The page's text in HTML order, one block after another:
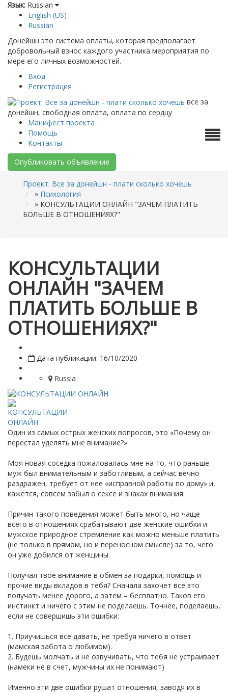
Язык: Russian
English (US)
Russian
Донейшн это система оплаты, которая предполагает
добровольный взнос каждого участника мероприятия по
мере его личных возможностей.
Вход
Регистрация
все за
донейшн, свободная оплата, оплата по сердцу
Манифест проекта
Помощь
Контакты
Опубликовать объявление
Проект: Все за донейшн - плати сколько хочешь
» Психология
» КОНСУЛЬТАЦИИ ОНЛАЙН "ЗАЧЕМ ПЛАТИТЬ
БОЛЬШЕ В ОТНОШЕНИЯХ?"
КОНСУЛЬТАЦИИ
ОНЛАЙН "ЗАЧЕМ
ПЛАТИТЬ БОЛЬШЕ В
ОТНОШЕНИЯХ?"
Дата публикации: 16/10/2020
Russia
Один из самых острых женских вопросов, это «Почему он
перестал уделять мне внимание?»
Моя новая соседка пожаловалась мне на то, что раньше
муж был внимательным и заботливым, а сейчас вечно
раздражен, требует от нее «исправной работы по дому» и,
кажется, совсем забыл о сексе и знаках внимания.
Причин такого поведения может быть много, но чаще
всего в отношениях срабатывают две женские ошибки и
мужское природное стремление как можно меньше платить
(не только в прямом, но и переносном смысле) за то, чего
он уже добился от женщины.
Получал твое внимание в обмен за подарки, помощь и
прочие виды вкладов в тебя? Сначала захочет все это
получать менее дорого, а затем – бесплатно. Таков его
инстинкт и ничего с этим не поделаешь. Точнее, поделаешь,
если не совершишь эти ошибки:
1. Приучишься все давать, не требуя ничего в ответ
(мамская забота о любимом).
2. Будешь молчать и не озвучивать, что тебя не устраивает
(намеки не в счет, мужчины их не понимают)
Именно эти две ошибки рушат отношения, заводя их в